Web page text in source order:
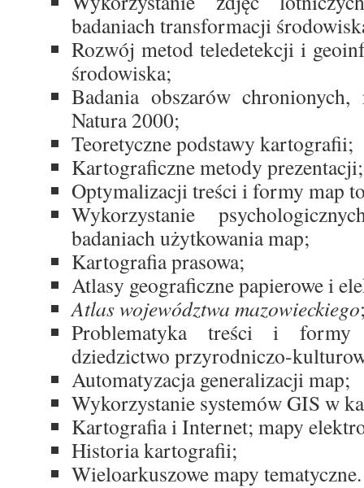
badaniach transformacji
Rozwój metod teledetekcji i
środowiska;
Badania obszarów
Natura 2000;
Teoretyczne podstawy kartografii;
Kartograficzne metody prezentacji;
Optymalizacji treści i formy map
Wykorzystanie
badaniach użytkowania map;
Kartografia prasowa;
Atlasy geograficzne papierowe i
Atlas województwa mazowieckiego
Problematyka treści i formy
dziedzictwo przyrodniczo-
Automatyzacja generalizacji map;
Wykorzystanie systemów GIS w
Kartografia i Internet; mapy
Historia kartografii;
Wieloarkuszowe mapy tematyczne.